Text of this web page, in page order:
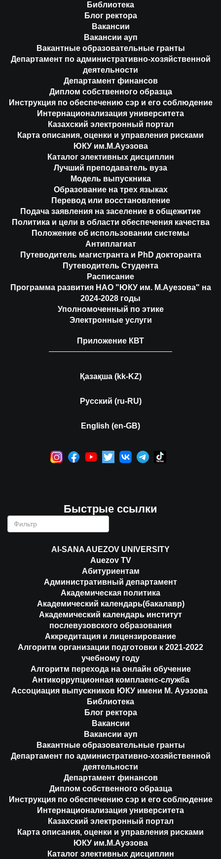
Библиотека
Блог ректора
Вакансии
Вакансии ауп
Вакантные образовательные гранты
Департамент по административно-хозяйственной
деятельности
Департамент финансов
Диплом собственного образца
Инструкция по обеспечению сэр и его соблюдение
Интернационализация университета
Казахский электронный портал
Карта описания, оценки и управления рисками
ЮКУ им.М.Ауэзова
Каталог элективных дисциплин
Лучший преподаватель вуза
Модель выпускника
Образование на трех языках
Перевод или восстановление
Подача заявления на заселение в общежитие
Политика и цели в области обеспечения качества
Положение об использовании системы
Антиплагиат
Путеводитель магистранта и PhD докторанта
Путеводитель Студента
Расписание
Программа развития НАО "ЮКУ им. М.Ауезова" на
2024-2028 годы
Уполномоченный по этике
Электронные услуги
Приложение КВТ
Қазақша (kk-KZ)
Русский (ru-RU)
English (en-GB)
Быстрые ссылки
AI-SANA AUEZOV UNIVERSITY
Auezov TV
Абитуриентам
Административный департамент
Академическая политика
Академический календарь(бакалавр)
Академический календарь институт
послевузовского образования
Аккредитация и лицензирование
Алгоритм организации подготовки к 2021-2022
учебному году
Алгоритм перехода на онлайн обучение
Антикоррупционная комплаенс-служба
Ассоциация выпускников ЮКУ имени М. Ауэзова
Библиотека
Блог ректора
Вакансии
Вакансии ауп
Вакантные образовательные гранты
Департамент по административно-хозяйственной
деятельности
Департамент финансов
Диплом собственного образца
Инструкция по обеспечению сэр и его соблюдение
Интернационализация университета
Казахский электронный портал
Карта описания, оценки и управления рисками
ЮКУ им.М.Ауэзова
Каталог элективных дисциплин